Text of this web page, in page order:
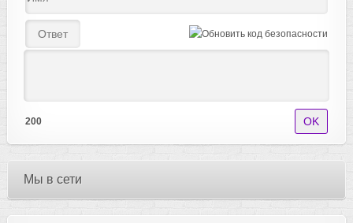
200
Мы в сети